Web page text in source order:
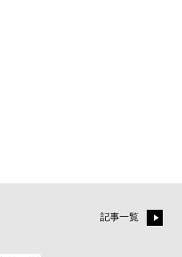
記事一覧